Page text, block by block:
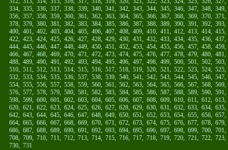
334, 335, 336, 337, 338, 339, 340, 341, 342, 343, 344, 345, 346, 347, 348, 349
356, 357, 358, 359, 360, 361, 362, 363, 364, 365, 366, 367, 368, 369, 370, 371
378, 379, 380, 381, 382, 383, 384, 385, 386, 387, 388, 389, 390, 391, 392, 393
400, 401, 402, 403, 404, 405, 406, 407, 408, 409, 410, 411, 412, 413, 414, 415
422, 423, 424, 425, 426, 427, 428, 429, 430, 431, 432, 433, 434, 435, 436, 437
444, 445, 446, 447, 448, 449, 450, 451, 452, 453, 454, 455, 456, 457, 458, 459
466, 467, 468, 469, 470, 471, 472, 473, 474, 475, 476, 477, 478, 479, 480, 481
488, 489, 490, 491, 492, 493, 494, 495, 496, 497, 498, 499, 500, 501, 502, 503
510, 511, 512, 513, 514, 515, 516, 517, 518, 519, 520, 521, 522, 523, 524, 525
532, 533, 534, 535, 536, 537, 538, 539, 540, 541, 542, 543, 544, 545, 546, 547
554, 555, 556, 557, 558, 559, 560, 561, 562, 563, 564, 565, 566, 567, 568, 569
576, 577, 578, 579, 580, 581, 582, 583, 584, 585, 586, 587, 588, 589, 590, 591
598, 599, 600, 601, 602, 603, 604, 605, 606, 607, 608, 609, 610, 611, 612, 613
620, 621, 622, 623, 624, 625, 626, 627, 628, 629, 630, 631, 632, 633, 634, 635
642, 643, 644, 645, 646, 647, 648, 649, 650, 651, 652, 653, 654, 655, 656, 657
664, 665, 666, 667, 668, 669, 670, 671, 672, 673, 674, 675, 676, 677, 678, 679
686, 687, 688, 689, 690, 691, 692, 693, 694, 695, 696, 697, 698, 699, 700, 701
708, 709, 710, 711, 712, 713, 714, 715, 716, 717, 718, 719, 720, 721, 722, 723
730, 731